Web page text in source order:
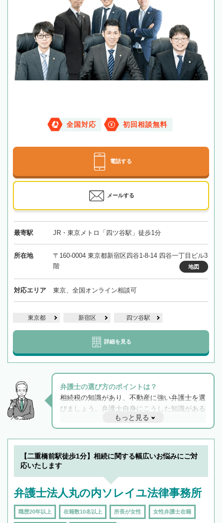
全国対応 初回相談無料
電話する
メールする
最寄駅 JR・東京メトロ「四ツ谷駅」徒歩1分
所在地
〒160-0004 東京都新宿区四谷1-8-14 四谷一丁目ビル3
階
地図
対応エリア 東京、全国オンライン相談可
東京都 新宿区 四ツ谷駅
詳細を見る
弁護士の選び方のポイントは？
相続税の知識があり、不動産に強い弁護士を選
びましょう。弁護士自身にこうした知識がある
と他士業との連携もスムーズに進み、トラブル
解決のみならず相続をトータルで任せることが
できます。また、相続は感情がからむ分野なの
でフィーリングも重要です。実際に電話や面談
で複数の弁護士と会話をしてウマが合う方に依
もっと見る
【二重橋前駅徒歩1分】相続に関する幅広いお悩みにご対
応いたします
弁護士法人丸の内ソレイユ法律事務所
職歴20年以上 在籍数10名以上 所長が女性 女性弁護士在籍